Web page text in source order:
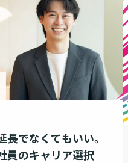
でなくてもいい。
員のキャリア選択